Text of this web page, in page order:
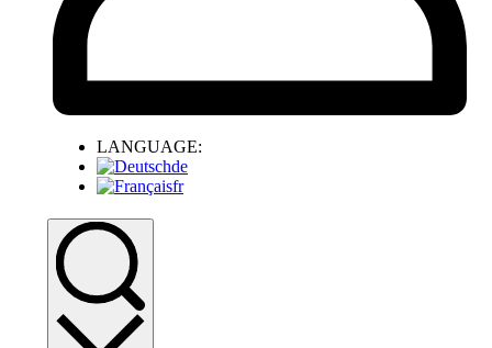
LANGUAGE:
de
fr